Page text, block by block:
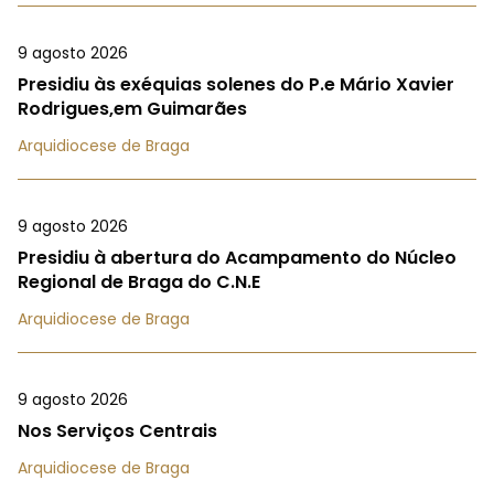
9 agosto 2026
Presidiu às exéquias solenes do P.e Mário Xavier
Rodrigues,em Guimarães
Arquidiocese de Braga
9 agosto 2026
Presidiu à abertura do Acampamento do Núcleo
Regional de Braga do C.N.E
Arquidiocese de Braga
9 agosto 2026
Nos Serviços Centrais
Arquidiocese de Braga